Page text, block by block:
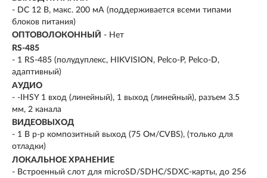
- DC 12 В, макс. 200 мA (поддерживается всеми типами
блоков питания)
ОПТОВОЛОКОННЫЙ - Нет
RS-485
- 1 RS-485 (полудуплекс, HIKVISION, Pelco-P, Pelco-D,
адаптивный)
АУДИО
- -IHSY 1 вход (линейный), 1 выход (линейный), разъем 3.5
мм, 2 канала
ВИДЕОВЫХОД
- 1 В p-p композитный выход (75 Ом/CVBS), (только для
отладки)
ЛОКАЛЬНОЕ ХРАНЕНИЕ
- Встроенный слот для microSD/SDHC/SDXC-карты, до 256